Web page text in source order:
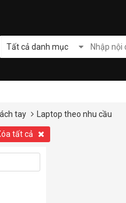
Tất cả danh mục
tay Laptop theo nhu cầu
tất cả